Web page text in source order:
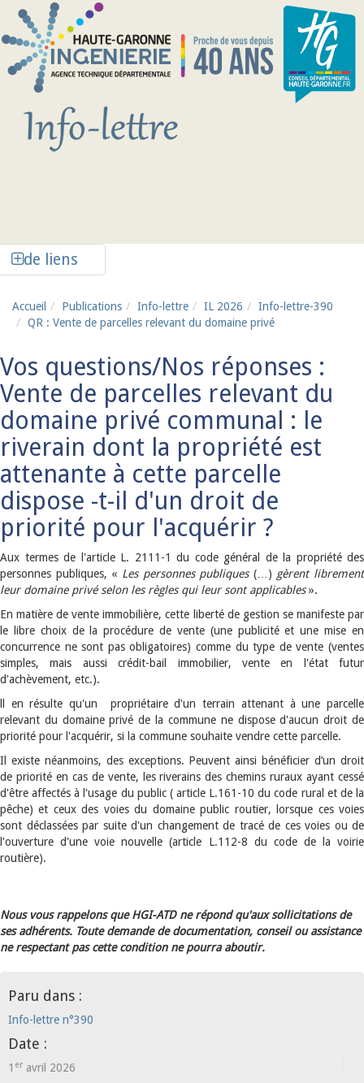
Aller au contenu principal
de liens
Accueil Publications Info-lettre IL 2026
Info-lettre-390
QR : Vente de parcelles relevant du domaine privé
Vos questions/Nos réponses :
Vente de parcelles relevant du
domaine privé communal : le
riverain dont la propriété est
attenante à cette parcelle
dispose -t-il d'un droit de
priorité pour l'acquérir ?
Aux termes de l'article L. 2111-1 du code général de la propriété des
personnes publiques, « Les personnes publiques(…) gèrent librement
leur domaine privé selon les règles qui leur sont applicables».
En matière de vente immobilière, cette liberté de gestion se manifeste par
le libre choix de la procédure de vente (une publicité et une mise en
concurrence ne sont pas obligatoires) comme du type de vente (ventes
simples, mais aussi crédit-bail immobilier, vente en l'état futur
d'achèvement, etc.).
ll en résulte qu'un propriétaire d'un terrain attenant à une parcelle
relevant du domaine privé de la commune ne dispose d'aucun droit de
priorité pour l'acquérir, si la commune souhaite vendre cette parcelle.
Il existe néanmoins, des exceptions. Peuvent ainsi bénéficier d’un droit
de priorité en cas de vente, les riverains des chemins ruraux ayant cessé
d'être affectés à l'usage du public ( article L.161-10 du code rural et de la
pêche) et ceux des voies du domaine public routier, lorsque ces voies
sont déclassées par suite d'un changement de tracé de ces voies ou de
l'ouverture d'une voie nouvelle (article L.112-8 du code de la voirie
routière).
Nous vous rappelons que HGI-ATD ne répond qu'aux sollicitations de
ses adhérents. Toute demande de documentation, conseil ou assistance
ne respectant pas cette condition ne pourra aboutir.
Paru dans :
Info-lettre n°390
Date :
1 er avril 2026